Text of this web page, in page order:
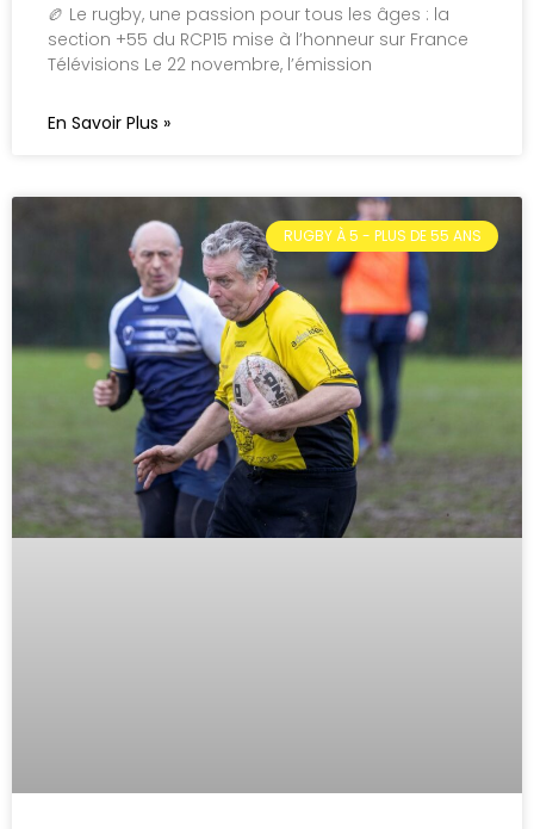
🏉 Le rugby, une passion pour tous les âges : la
section +55 du RCP15 mise à l’honneur sur France
Télévisions Le 22 novembre, l’émission
En Savoir Plus »
RUGBY À 5 - PLUS DE 55 ANS